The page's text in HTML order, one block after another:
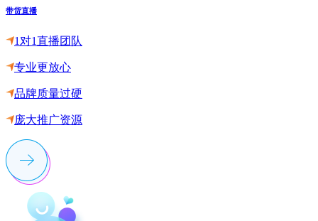
带货直播
1对1直播团队
专业更放心
品牌质量过硬
庞大推广资源